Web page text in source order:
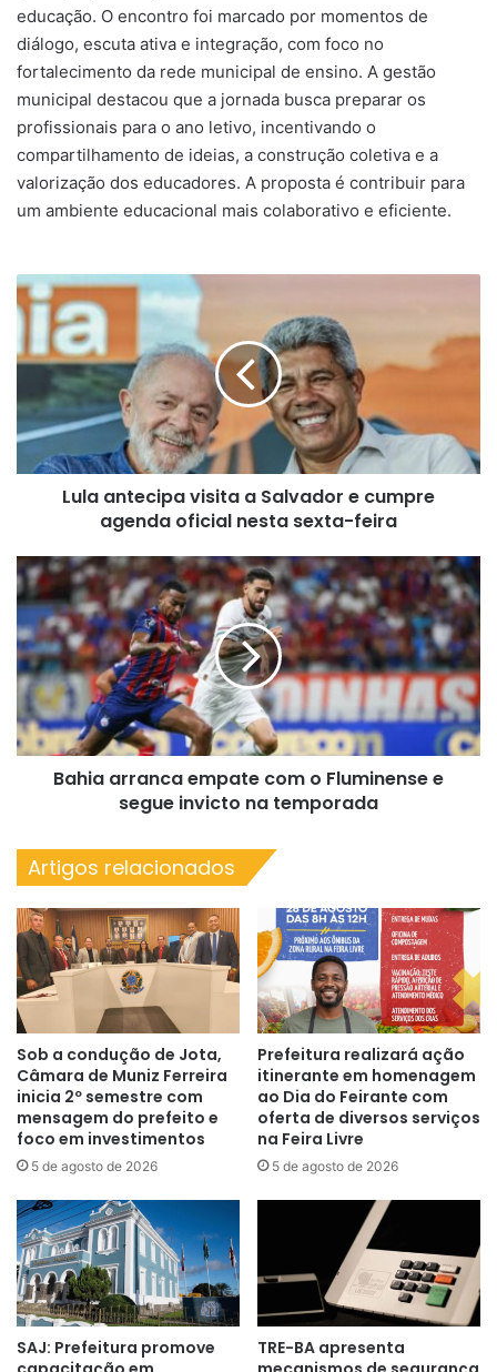
educação. O encontro foi marcado por momentos de
diálogo, escuta ativa e integração, com foco no
fortalecimento da rede municipal de ensino. A gestão
municipal destacou que a jornada busca preparar os
profissionais para o ano letivo, incentivando o
compartilhamento de ideias, a construção coletiva e a
valorização dos educadores. A proposta é contribuir para
um ambiente educacional mais colaborativo e eficiente.
Lula
antecipa
a
Salvador
e
cumpre
agenda
oficial
Lula antecipa visita a Salvador e cumpre
agenda oficial nesta sexta-feira
Bahia
arranca
empate
com
o
Fluminense
segue
invicto
Bahia arranca empate com o Fluminense e
segue invicto na temporada
Artigos relacionados
Sob a condução de Jota,
Câmara de Muniz Ferreira
inicia 2º semestre com
mensagem do prefeito e
foco em investimentos
5 de agosto de 2026
Prefeitura realizará ação
itinerante em homenagem
ao Dia do Feirante com
oferta de diversos serviços
na Feira Livre
5 de agosto de 2026
SAJ: Prefeitura promove
TRE-BA apresenta